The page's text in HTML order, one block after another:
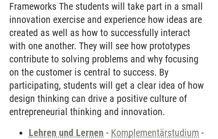
Frameworks The students will take part in a small
innovation exercise and experience how ideas are
created as well as how to successfully interact
with one another. They will see how prototypes
contribute to solving problems and why focusing
on the customer is central to success. By
participating, students will get a clear idea of how
design thinking can drive a positive culture of
entrepreneurial thinking and innovation.
Lehren und Lernen - Komplementärstudium -